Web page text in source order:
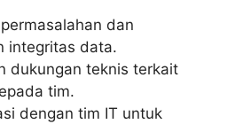
dan
integritas data.
dukungan teknis terkait
tim.
dengan tim IT untuk